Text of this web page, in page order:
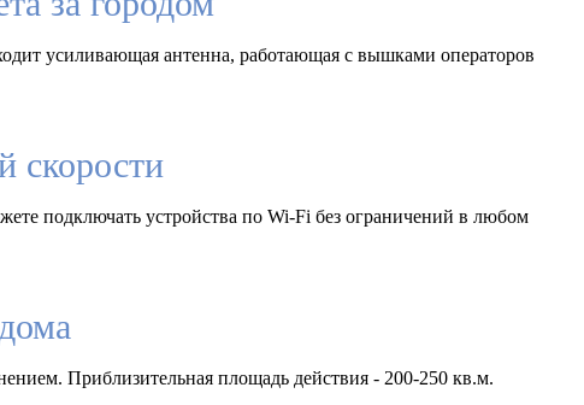
усиливающая антенна, работающая с вышками операторов
скорости
подключать устройства по Wi-Fi без ограничений в любом
Приблизительная площадь действия - 200-250 кв.м.